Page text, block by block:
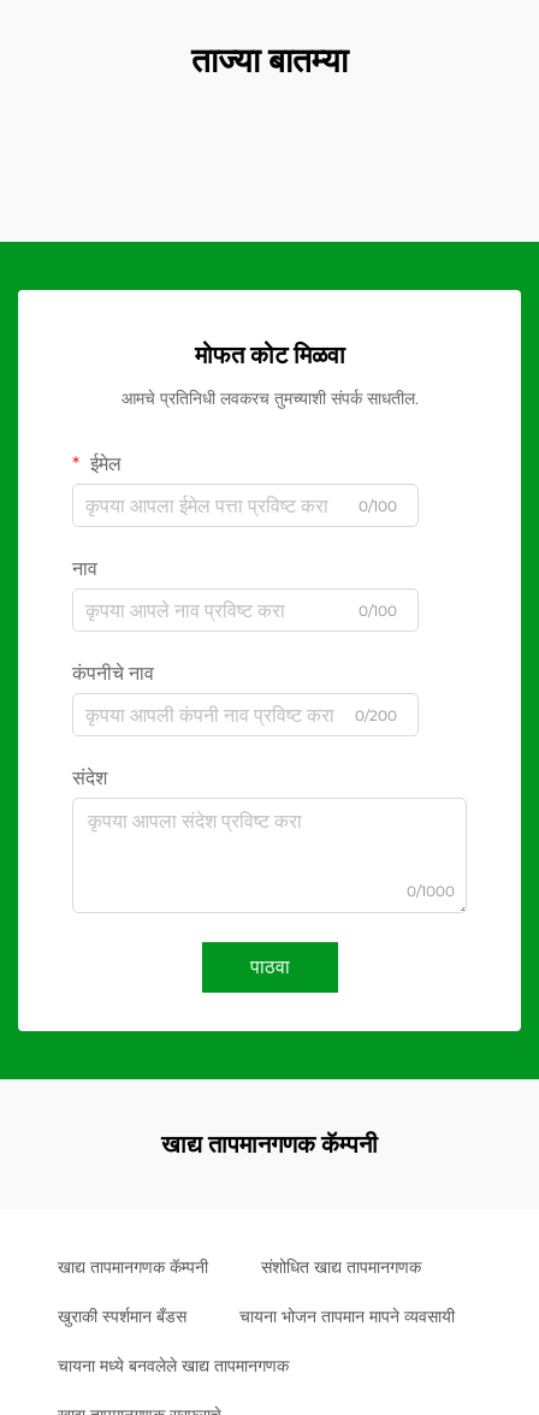
ताज्या बातम्या
मोफत कोट मिळवा
आमचे प्रतिनिधी लवकरच तुमच्याशी संपर्क साधतील.
ईमेल
0/100
नाव
0/100
कंपनीचे नाव
0/200
संदेश
0/1000
पाठवा
खाद्य तापमानगणक कॅम्पनी
खाद्य तापमानगणक कॅम्पनी संशोधित खाद्य तापमानगणक
खुराकी स्पर्शमान बँडस चायना भोजन तापमान मापने व्यवसायी
चायना मध्ये बनवलेले खाद्य तापमानगणक